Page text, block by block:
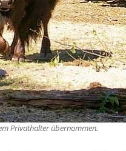
Privathalter übernommen.